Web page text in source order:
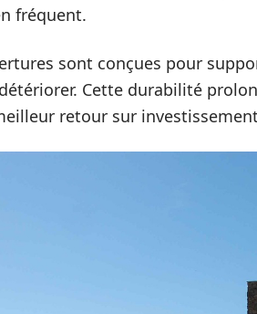
fréquent.
sont conçues pour
Cette durabilité
retour sur